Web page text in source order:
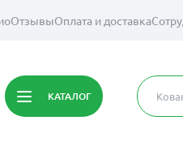
ОтзывыОплата и доставка
КАТАЛОГ